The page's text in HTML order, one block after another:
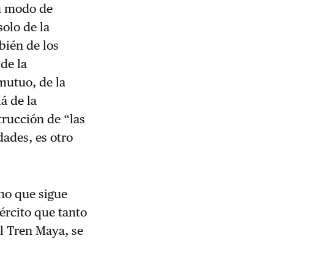
modo de
de la
de los
la
de la
de la
de “las
es otro
que sigue
que tanto
Maya, se